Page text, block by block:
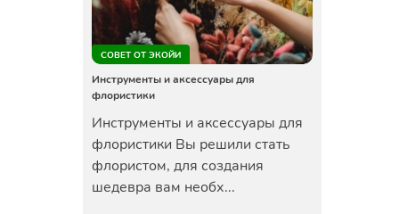
СОВЕТ ОТ ЭКОЙИ
Инструменты и аксессуары для
флористики
Инструменты и аксессуары для
флористики Вы решили стать
флористом, для создания
шедевра вам необх...